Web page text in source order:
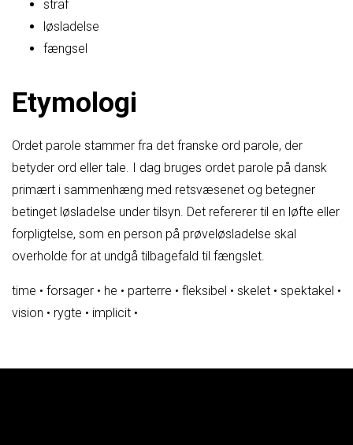
straf
løsladelse
fængsel
Etymologi
Ordet parole stammer fra det franske ord parole, der
betyder ord eller tale. I dag bruges ordet parole på dansk
primært i sammenhæng med retsvæsenet og betegner
betinget løsladelse under tilsyn. Det refererer til en løfte eller
forpligtelse, som en person på prøveløsladelse skal
overholde for at undgå tilbagefald til fængslet.
time • forsager • he • parterre • fleksibel • skelet • spektakel •
vision • rygte • implicit •